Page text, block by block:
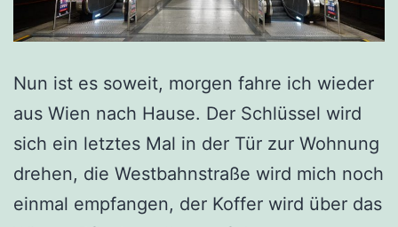
Nun ist es soweit, morgen fahre ich wieder
aus Wien nach Hause. Der Schlüssel wird
sich ein letztes Mal in der Tür zur Wohnung
drehen, die Westbahnstraße wird mich noch
einmal empfangen, der Koffer wird über das